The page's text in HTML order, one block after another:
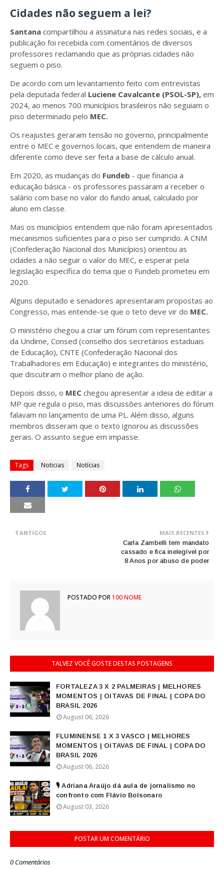
Cidades não seguem a lei?
Santana compartilhou a assinatura nas redes sociais, e a
publicação foi recebida com comentários de diversos
professores reclamando que as próprias cidades não
seguem o piso.
De acordo com um levantamento feito com entrevistas
pela deputada federal Luciene Cavalcante (PSOL-SP), em
2024, ao menos 700 municípios brasileiros não seguiam o
piso determinado pelo MEC.
Os reajustes geraram tensão no governo, principalmente
entre o MEC e governos locais, que entendem de maneira
diferente como deve ser feita a base de cálculo anual.
Em 2020, as mudanças do Fundeb - que financia a
educação básica - os professores passaram a receber o
salário com base no valor do fundo anual, calculado por
aluno em classe.
Mas os municípios entendem que não foram apresentados
mecanismos suficientes para o piso ser cumprido. A CNM
(Confederação Nacional dos Municípios) orientou as
cidades a não seguir o valor do MEC, e esperar pela
legislação específica do tema que o Fundeb prometeu em
2020.
Alguns deputado e senadores apresentaram propostas ao
Congresso, mas entende-se que o teto deve vir do MEC.
O ministério chegou a criar um fórum com representantes
da Undime, Consed (conselho dos secretários estaduais
de Educação), CNTE (Confederação Nacional dos
Trabalhadores em Educação) e integrantes do ministério,
que discutiram o melhor plano de ação.
Depois disso, o MEC chegou apresentar a ideia de editar a
MP que regula o piso, mas discussões anteriores do fórum
falavam no lançamento de uma PL. Além disso, alguns
membros disseram que o texto ignorou as discussões
gerais. O assunto segue em impasse.
Tags Noticias Notícias
MAIS RECENTES
Carla Zambelli tem mandato
cassado e fica inelegível por
8 Anos por abuso de poder
ANTIGOS
POSTADO POR100 NOME
TALVEZ VOCÊ GOSTE DESTAS POSTAGENS
FORTALEZA 3 X 2 PALMEIRAS | MELHORES
MOMENTOS | OITAVAS DE FINAL | COPA DO
BRASIL 2026
August 06, 2026
FLUMINENSE 1 X 3 VASCO | MELHORES
MOMENTOS | OITAVAS DE FINAL | COPA DO
BRASIL 2026
August 06, 2026
🎙️ Adriana Araújo dá aula de jornalismo no
confronto com Flávio Bolsonaro
August 03, 2026
POSTAR UM COMENTÁRIO
0 Comentários